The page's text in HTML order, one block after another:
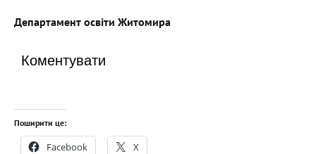
Департамент освіти Житомира
Коментувати
Поширити це:
Facebook X